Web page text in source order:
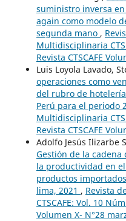
suministro inversa
again como modelo
segunda mano ,
Multidisciplinaria
Revista CTSCAFE
Luis Loyola Lavado,
operaciones como
del rubro de
Perú para el periodo
Multidisciplinaria
Revista CTSCAFE
Adolfo Jesús Ilizarbe
Gestión de la
la productividad en
productos
lima, 2021 , Revista
CTSCAFE: Vol. 10
Volumen X- N°28